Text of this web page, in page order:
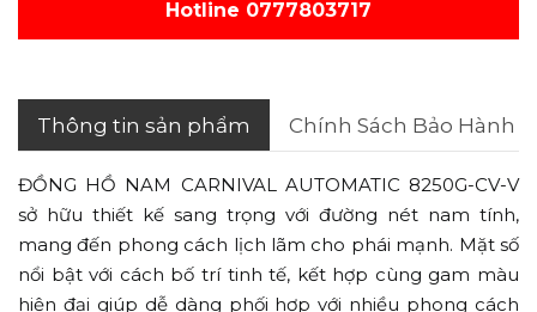
Hotline 0777803717
Thông tin sản phẩm Chính Sách Bảo Hành
ĐỒNG HỒ NAM CARNIVAL AUTOMATIC 8250G-CV-V
sở hữu thiết kế sang trọng với đường nét nam tính,
mang đến phong cách lịch lãm cho phái mạnh. Mặt số
nổi bật với cách bố trí tinh tế, kết hợp cùng gam màu
hiện đại giúp dễ dàng phối hợp với nhiều phong cách